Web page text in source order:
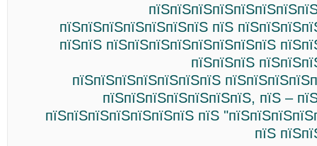
пїЅпїЅпїЅпїЅпїЅпїЅпїЅ пїЅ
пїЅпїЅ пїЅпїЅпїЅпїЅпїЅпїЅпїЅпїЅ
пїЅпїЅпїЅ
пїЅпїЅпїЅпїЅпїЅпїЅпїЅ
пїЅпїЅпїЅпїЅпїЅпїЅпїЅ, пїЅ –
пїЅпїЅпїЅпїЅпїЅпїЅпїЅ пїЅ
пїЅ